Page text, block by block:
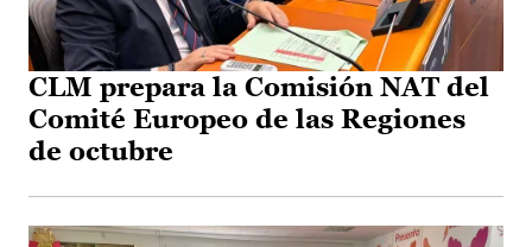
CLM prepara la Comisión NAT del
Comité Europeo de las Regiones
de octubre